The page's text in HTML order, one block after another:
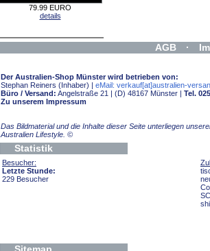
79.99 EURO
details
AGB ·
Der Australien-Shop Münster wird betrieben von:
Stephan Reiners (Inhaber) | eMail: verkauf[at]australien-
Büro / Versand: Angelstraße 21 | (D) 48167 Münster | Tel.
Zu unserem Impressum
Das Bildmaterial und die Inhalte dieser Seite unterliegen
Australien Lifestyle. ©
Statistik
Besucher:
Letzte Stunde:
229 Besucher